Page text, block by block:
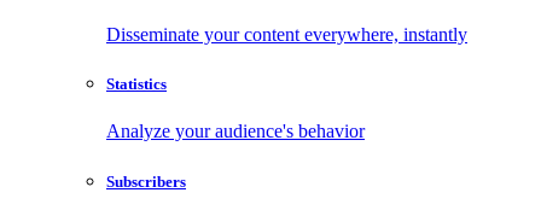
Disseminate your content everywhere, instantly
Statistics
Analyze your audience's behavior
Subscribers